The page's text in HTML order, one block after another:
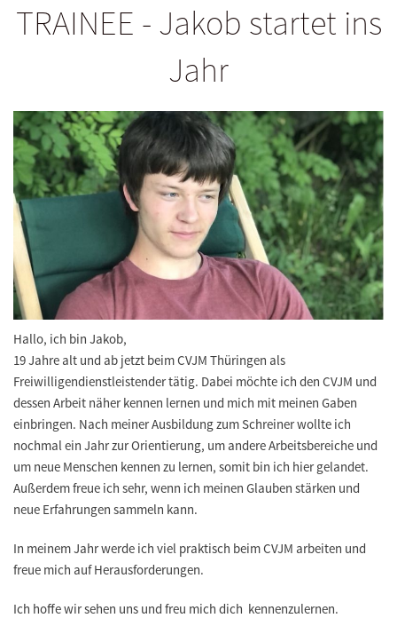
TRAINEE - Jakob startet ins
Jahr
Hallo, ich bin Jakob,
19 Jahre alt und ab jetzt beimCVJM Thüringen als
Freiwilligendienstleistender tätig. Dabei möchte ich den CVJM und
dessen Arbeit näher kennen lernen und mich mit meinen Gaben
einbringen. Nach meiner Ausbildung zum Schreiner wollte ich
nochmal ein Jahr zur Orientierung, um andere Arbeitsbereiche und
um neue Menschen kennen zu lernen, somit bin ich hier gelandet.
Außerdem freue ich sehr, wenn ich meinen Glauben stärken und
neue Erfahrungen sammeln kann.
In meinem Jahr werde ich viel praktisch beim CVJM arbeiten und
freue mich auf Herausforderungen.
Ich hoffe wir sehen uns und freu mich dich kennenzulernen.